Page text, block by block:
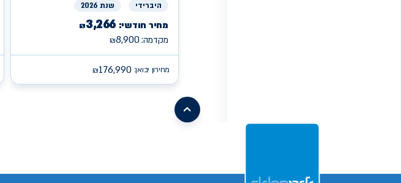
היברידי שנת 2026
מחיר חודשי: ₪3,266
מקדמה: ₪8,900
מחירון יבואן: ₪176,990
/search/leasing/88/1088/3/2026/צ'אנגן-דיפאל-